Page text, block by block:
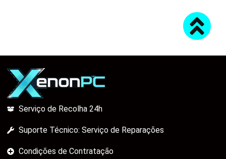
Serviço de Recolha 24h
Suporte Técnico: Serviço de Reparações
Condições de Contratação